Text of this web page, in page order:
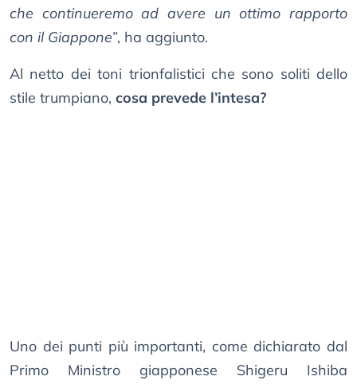
che continueremo ad avere un ottimo rapporto
con il Giappone”, ha aggiunto.
Al netto dei toni trionfalistici che sono soliti dello
stile trumpiano, cosa prevede l’intesa?
Uno dei punti più importanti, come dichiarato dal
Primo Ministro giapponese Shigeru Ishiba